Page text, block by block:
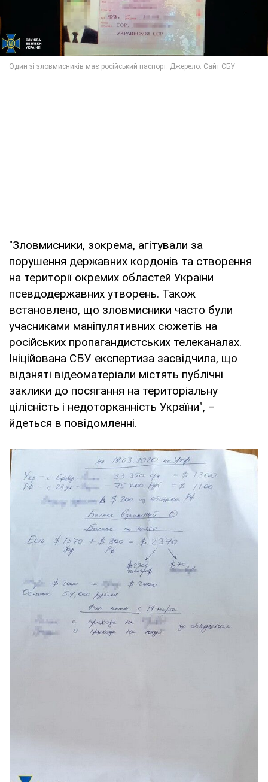
"Зловмисники, зокрема, агітували за
порушення державних кордонів та створення
на території окремих областей України
псевдодержавних утворень. Також
встановлено, що зловмисники часто були
учасниками маніпулятивних сюжетів на
російських пропагандистських телеканалах.
Ініційована СБУ експертиза засвідчила, що
відзняті відеоматеріали містять публічні
заклики до посягання на територіальну
цілісність і недоторканність України", –
йдеться в повідомленні.